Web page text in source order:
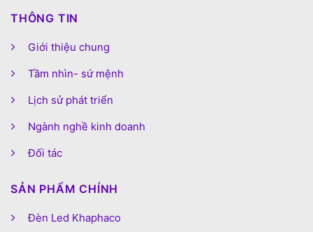
THÔNG TIN
Giới thiệu chung
Tầm nhìn- sứ mệnh
Lịch sử phát triển
Ngành nghề kinh doanh
Đối tác
SẢN PHẨM CHÍNH
Đèn Led Khaphaco